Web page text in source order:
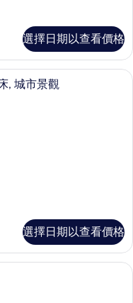
選擇日期以查看價格
具、迷你吧、客房內保險箱、書
, 城市景觀
選擇日期以查看價格
具、迷你吧、客房內保險箱、書